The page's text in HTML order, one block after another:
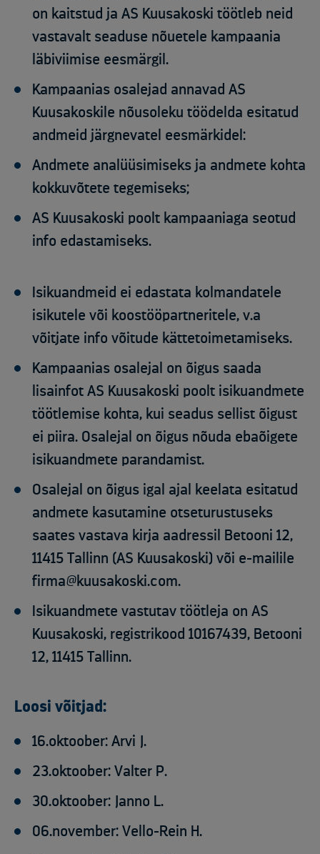
on kaitstud ja AS Kuusakoski töötleb neid
vastavalt seaduse nõuetele kampaania
läbiviimise eesmärgil.
Kampaanias osalejad annavad AS
Kuusakoskile nõusoleku töödelda esitatud
andmeid järgnevatel eesmärkidel:
Andmete analüüsimiseks ja andmete kohta
kokkuvõtete tegemiseks;
AS Kuusakoski poolt kampaaniaga seotud
info edastamiseks.
Isikuandmeid ei edastata kolmandatele
isikutele või koostööpartneritele, v.a
võitjate info võitude kättetoimetamiseks.
Kampaanias osalejal on õigus saada
lisainfot AS Kuusakoski poolt isikuandmete
töötlemise kohta, kui seadus sellist õigust
ei piira. Osalejal on õigus nõuda ebaõigete
isikuandmete parandamist.
Osalejal on õigus igal ajal keelata esitatud
andmete kasutamine otseturustuseks
saates vastava kirja aadressil Betooni 12,
11415 Tallinn (AS Kuusakoski) või e-mailile
firma@kuusakoski.com.
Isikuandmete vastutav töötleja on AS
Kuusakoski, registrikood 10167439, Betooni
12, 11415 Tallinn.
Loosi võitjad:
16.oktoober: Arvi J.
23.oktoober: Valter P.
30.oktoober: Janno L.
06.november: Vello-Rein H.